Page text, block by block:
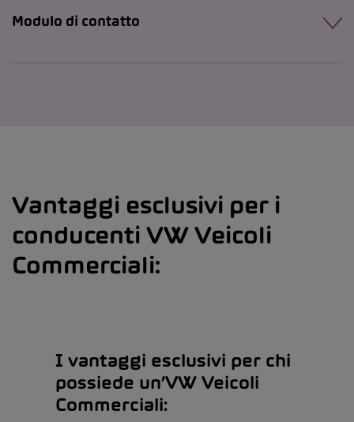
Modulo di contatto
Vantaggi esclusivi per i
conducenti VW Veicoli
Commerciali:
I vantaggi esclusivi per chi
possiede un’VW Veicoli
Commerciali: